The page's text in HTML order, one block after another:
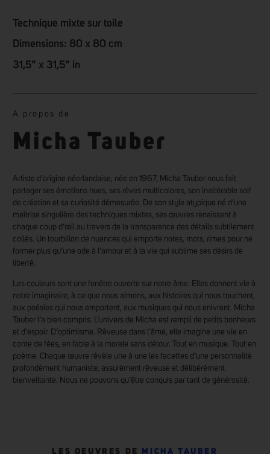
Technique mixte sur toile
Dimensions: 80 x 80 cm
31,5” x 31,5” in
A propos de
Micha Tauber
Artiste d’origine néerlandaise, née en 1967, Micha Tauber nous fait
partager ses émotions nues, ses rêves multicolores, son inaltérable soif
de création et sa curiosité démesurée. De son style atypique né d’une
maîtrise singulière des techniques mixtes, ses œuvres renaissent à
chaque coup d’œil au travers de la transparence des détails subtilement
collés. Un tourbillon de nuances qui emporte notes, mots, rimes pour ne
former plus qu’une ode à l’amour et à la vie qui sublime ses désirs de
liberté.
Les couleurs sont une fenêtre ouverte sur notre âme. Elles donnent vie à
notre imaginaire, à ce que nous aimons, aux histoires qui nous touchent,
aux poésies qui nous emportent, aux musiques qui nous enivrent. Micha
Tauber l’a bien compris. L’univers de Micha est rempli de petits bonheurs
et d’espoir. D’optimisme. Rêveuse dans l’âme, elle imagine une vie en
conte de fées, en fable à la morale sans détour. Tout en musique. Tout en
poème. Chaque œuvre révèle une à une les facettes d’une personnalité
profondément humaniste, assurément rêveuse et délibérément
bienveillante. Nous ne pouvons qu’être conquis par tant de générosité.
LES OEUVRES DE MICHA TAUBER